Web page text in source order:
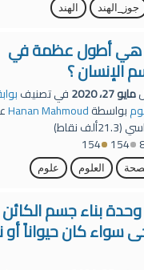
جوز_الهند
الهند
هي أطول عظمة في
الإنسان ؟
مايو 27، 2020 في تصنيف
بواسطةHanan Mahmoud
(21.3ألف
نقاط)
154
154
العلوم علوم
بناء جسم الكائن
سواء كان حيواناً أو